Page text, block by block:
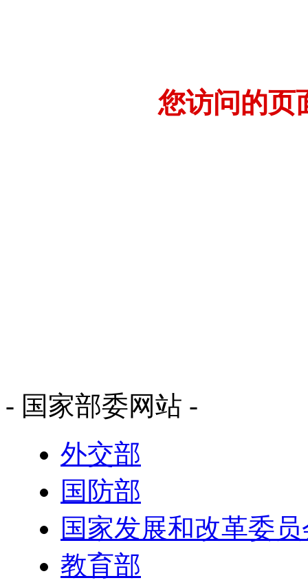
您访问的页
- 国家部委网站 -
外交部
国防部
国家发展和改革委
教育部